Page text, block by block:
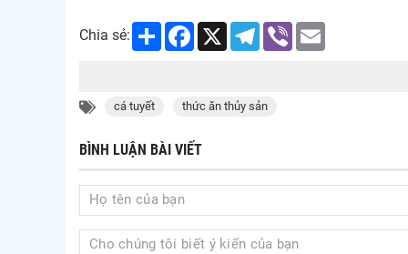
Chia sẻ: Share Facebook
X Telegram
Viber
cá tuyết thức ăn thủy sản
BÌNH LUẬN BÀI VIẾT